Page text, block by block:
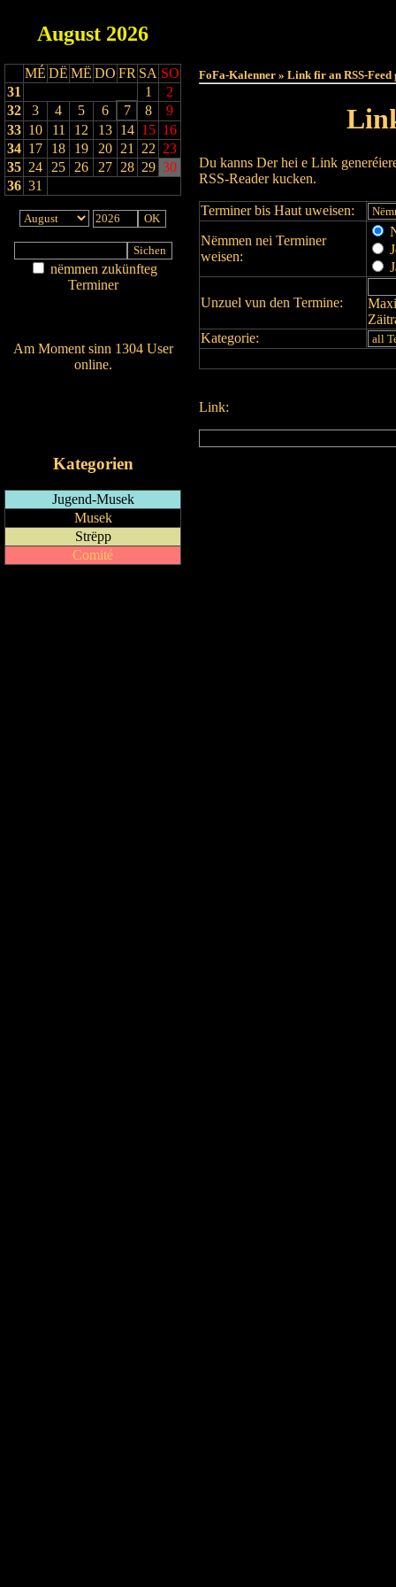
August 2026
MÉ DË MË DO FR SA SO
31
1
2
32
3 4 5 6 7 8
9
33 10 11 12 13 14 15 16
34 17 18 19 20 21 22 23
35 24 25 26 27 28 29 30
36 31
nëmmen zukünfteg
Terminer
Am Moment sinn 1304 User
online.
Kategorien
Jugend-Musek
Musek
Strëpp
Comité
FoFa-Kalenner » Link fir an RSS-Feed
Du kanns Der hei e Link
RSS-Reader kucken.
Terminer bis Haut uweisen:
Nëmmen nei Terminer
weisen:
Unzuel vun den Termine:
Kategorie:
Link: